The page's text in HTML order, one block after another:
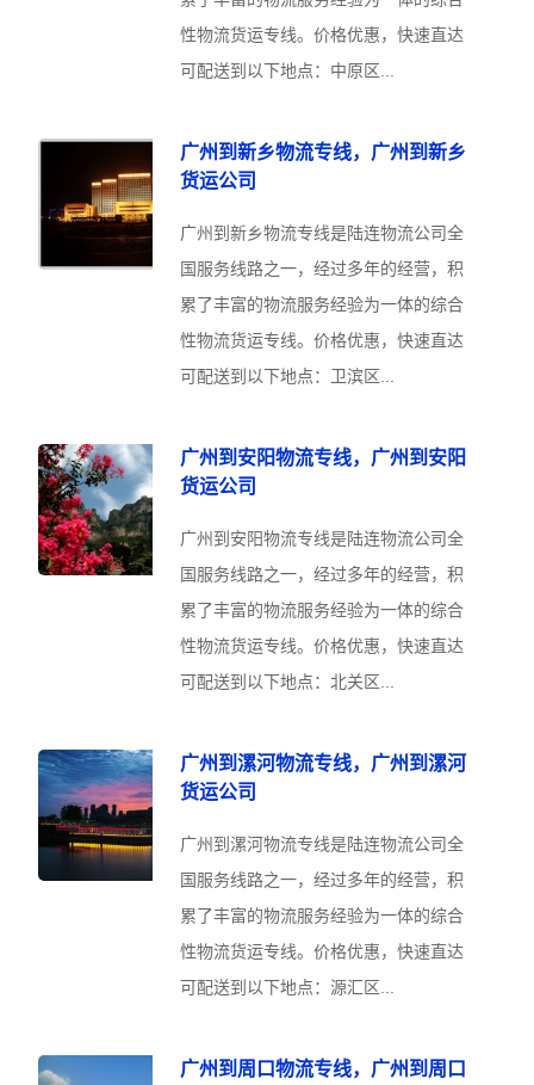
性物流货运专线。价格优惠，快速直达
可配送到以下地点：中原区...
广州到新乡物流专线，广州到新乡
货运公司
广州到新乡物流专线是陆连物流公司全
国服务线路之一，经过多年的经营，积
累了丰富的物流服务经验为一体的综合
性物流货运专线。价格优惠，快速直达
可配送到以下地点：卫滨区...
广州到安阳物流专线，广州到安阳
货运公司
广州到安阳物流专线是陆连物流公司全
国服务线路之一，经过多年的经营，积
累了丰富的物流服务经验为一体的综合
性物流货运专线。价格优惠，快速直达
可配送到以下地点：北关区...
广州到漯河物流专线，广州到漯河
货运公司
广州到漯河物流专线是陆连物流公司全
国服务线路之一，经过多年的经营，积
累了丰富的物流服务经验为一体的综合
性物流货运专线。价格优惠，快速直达
可配送到以下地点：源汇区...
广州到周口物流专线，广州到周口